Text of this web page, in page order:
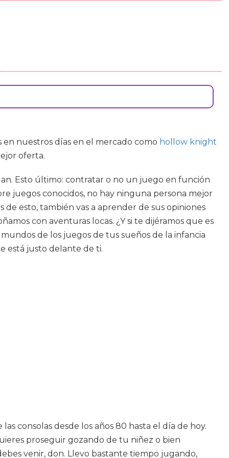
en nuestros días en el mercado como hollow knight
oferta.
Esto último: contratar o no un juego en función
juegos conocidos, no hay ninguna persona mejor
esto, también vas a aprender de sus opiniones
con aventuras locas. ¿Y si te dijéramos que es
de los juegos de tus sueños de la infancia
está justo delante de ti.
consolas desde los años 80 hasta el día de hoy.
proseguir gozando de tu niñez o bien
venir, don. Llevo bastante tiempo jugando,